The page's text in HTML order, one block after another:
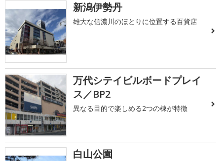
新潟伊勢丹
雄大な信濃川のほとりに位置する百貨店
万代シテイビルボードプレイ
ス／BP2
異なる目的で楽しめる2つの棟が特徴
白山公園